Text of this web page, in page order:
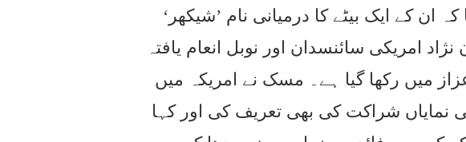
ان کے ایک بیٹے کا درمیانی نام ’شیکھر‘
امریکی سائنسدان اور نوبل انعام یافتہ
میں رکھا گیا ہے۔ مسک نے امریکہ میں
نمایاں شراکت کی بھی تعریف کی اور کہا